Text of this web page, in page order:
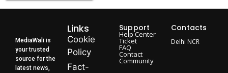
MediaWali is
your trusted
source for the
latest news,
Links
Cookie
Policy
Fact-
Support
Help Center
Ticket
FAQ
Contact
Community
Contacts
Delhi NCR